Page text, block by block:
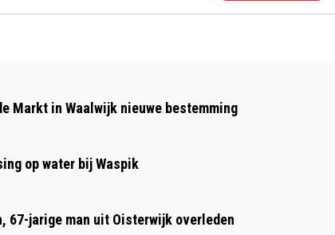
BESTAAN MET FEESTELIJKE OPEN DAG
Markt in Waalwijk nieuwe bestemming
op water bij Waspik
67-jarige man uit Oisterwijk overleden